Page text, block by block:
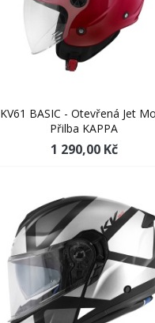
KV61 BASIC - Otevřená Jet
Přilba KAPPA
1 290,00 Kč